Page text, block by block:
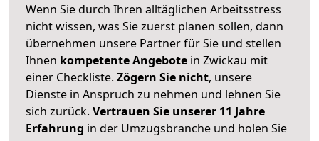
Wenn Sie durch Ihren alltäglichen Arbeitsstress
nicht wissen, was Sie zuerst planen sollen, dann
übernehmen unsere Partner für Sie und stellen
Ihnen kompetente Angebote in Zwickau mit
einer Checkliste. Zögern Sie nicht, unsere
Dienste in Anspruch zu nehmen und lehnen Sie
sich zurück. Vertrauen Sie unserer 11 Jahre
Erfahrung in der Umzugsbranche und holen Sie